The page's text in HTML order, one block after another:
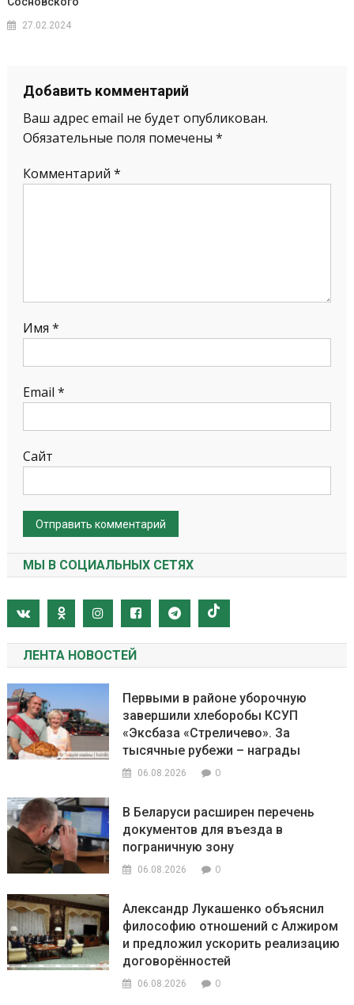
27.02.2024
Добавить комментарий
Ваш адрес email не будет опубликован.
Обязательные поля помечены *
Комментарий *
Имя *
Email *
Сайт
МЫ В СОЦИАЛЬНЫХ СЕТЯХ
ЛЕНТА НОВОСТЕЙ
Первыми в районе уборочную
завершили хлеборобы КСУП
«Эксбаза «Стреличево». За
тысячные рубежи – награды
06.08.2026 0
В Беларуси расширен перечень
документов для въезда в
пограничную зону
06.08.2026 0
Александр Лукашенко объяснил
философию отношений с Алжиром
и предложил ускорить реализацию
договорённостей
06.08.2026 0